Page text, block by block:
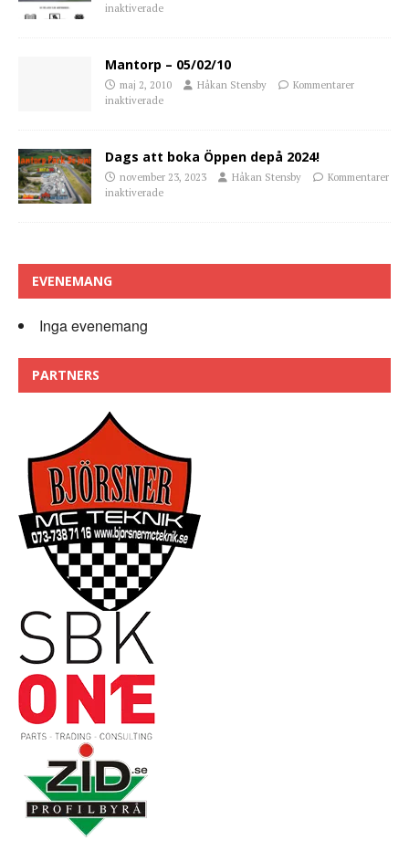
inaktiverade
Mantorp – 05/02/10
maj 2, 2010 Håkan Stensby
Kommentarer
inaktiverade
Dags att boka Öppen depå 2024!
november 23, 2023 Håkan Stensby
Kommentarer
inaktiverade
EVENEMANG
Inga evenemang
PARTNERS